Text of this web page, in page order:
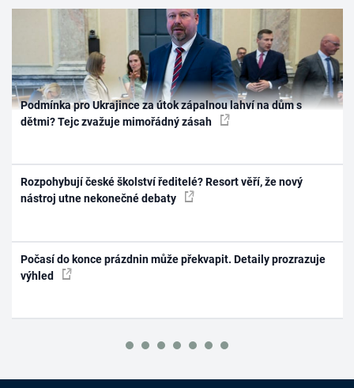
Podmínka pro Ukrajince za útok zápalnou lahví na dům s
dětmi? Tejc zvažuje mimořádný zásah
Rozpohybují české školství ředitelé? Resort věří, že nový
nástroj utne nekonečné debaty
Počasí do konce prázdnin může překvapit. Detaily prozrazuje
výhled